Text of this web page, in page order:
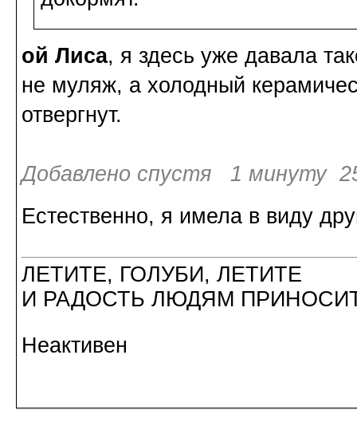
ой Лиса, я здесь уже давала
не муляж, а холодный
отвергнут.
Добавлено спустя 1 минуту
Естественно, я имела в виду
ЛЕТИТЕ, ГОЛУБИ, ЛЕТИТЕ
И РАДОСТЬ ЛЮДЯМ
Неактивен